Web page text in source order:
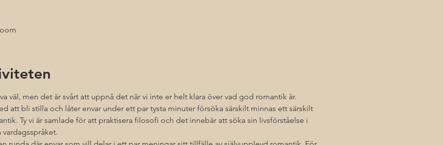
väl, men det är svårt att uppnå det när vi inte er helt klara över vad god romantik är.
att bli stilla och låter envar under ett par tysta minuter försöka särskilt minnas ett särskilt
Ty vi är samlade för att praktisera filosofi och det innebär att söka sin livsförståelse i